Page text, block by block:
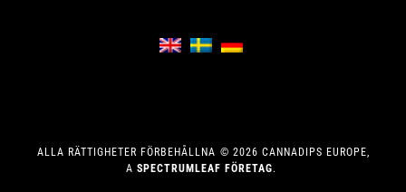
ALLA RÄTTIGHETER FÖRBEHÅLLNA © 2026 CANNADIPS EUROPE,
A SPECTRUMLEAF FÖRETAG.